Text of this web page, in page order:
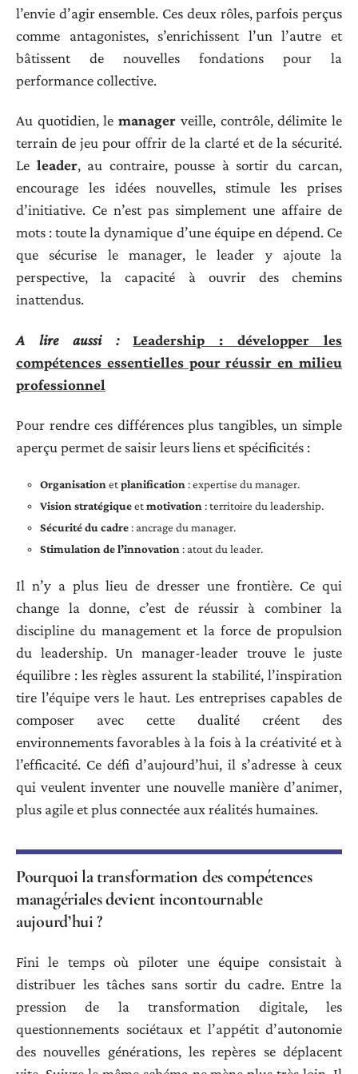
l’envie d’agir ensemble. Ces deux rôles, parfois perçus
comme antagonistes, s’enrichissent l’un l’autre et
bâtissent de nouvelles fondations pour la
performance collective.
Au quotidien, lemanager veille, contrôle, délimite le
terrain de jeu pour offrir de la clarté et de la sécurité.
Le leader, au contraire, pousse à sortir du carcan,
encourage les idées nouvelles, stimule les prises
d’initiative. Ce n’est pas simplement une affaire de
mots : toute la dynamique d’une équipe en dépend. Ce
que sécurise le manager, le leader y ajoute la
perspective, la capacité à ouvrir des chemins
inattendus.
A lire aussi :
Leadership : développer les
compétences essentielles pour réussir en milieu
professionnel
Pour rendre ces différences plus tangibles, un simple
aperçu permet de saisir leurs liens et spécificités :
Organisation etplanification : expertise du manager.
Vision stratégiqueetmotivation : territoire du leadership.
Sécurité du cadre: ancrage du manager.
Stimulation de l’innovation : atout du leader.
Il n’y a plus lieu de dresser une frontière. Ce qui
change la donne, c’est de réussir à combiner la
discipline du management et la force de propulsion
du leadership. Un manager-leader trouve le juste
équilibre : les règles assurent la stabilité, l’inspiration
tire l’équipe vers le haut. Les entreprises capables de
composer avec cette dualité créent des
environnements favorables à la fois à la créativité et à
l’efficacité. Ce défi d’aujourd’hui, il s’adresse à ceux
qui veulent inventer une nouvelle manière d’animer,
plus agile et plus connectée aux réalités humaines.
Pourquoi la transformation des compétences
managériales devient incontournable
aujourd’hui ?
Fini le temps où piloter une équipe consistait à
distribuer les tâches sans sortir du cadre. Entre la
pression de la transformation digitale, les
questionnements sociétaux et l’appétit d’autonomie
des nouvelles générations, les repères se déplacent